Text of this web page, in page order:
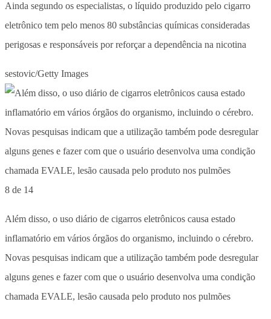
Ainda segundo os especialistas, o líquido produzido pelo cigarro
eletrônico tem pelo menos 80 substâncias químicas consideradas
perigosas e responsáveis por reforçar a dependência na nicotina
sestovic/Getty Images
8 de 14
Além disso, o uso diário de cigarros eletrônicos causa estado
inflamatório em vários órgãos do organismo, incluindo o cérebro.
Novas pesquisas indicam que a utilização também pode desregular
alguns genes e fazer com que o usuário desenvolva uma condição
chamada EVALE, lesão causada pelo produto nos pulmões